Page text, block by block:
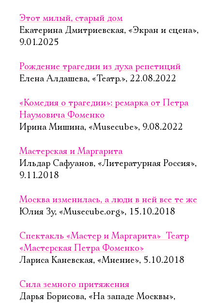
Этот милый, старый дом
Екатерина Дмитриевская, «Экран и сцена»,
9.01.2025
Рождение трагедии из духа репетиций
Елена Алдашева, «Театр.», 22.08.2022
«Комедия о трагедии»: ремарка от Петра
Наумовича Фоменко
Ирина Мишина, «Musecube», 9.08.2022
Мастерская и Маргарита
Ильдар Сафуанов, «Литературная Россия»,
9.11.2018
Москва изменилась, а люди в ней все те же
Юлия Зу, «Musecube.org», 15.10.2018
Спектакль «Мастер и Маргарита»  Театр
«Мастерская Петра Фоменко»
Лариса Каневская, «Мнение», 5.10.2018
Сила земного притяжения
Дарья Борисова, «На западе Москвы»,